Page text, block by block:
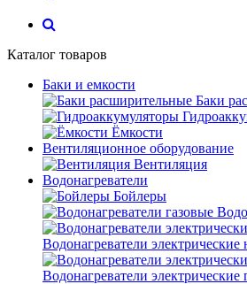
Каталог товаров
Баки и емкости
Баки
Ёмкости
Вентиляционное оборудование
Вентиляция
Водонагреватели
Бойлеры
Водонагреватели электрические
Водонагреватели электрические